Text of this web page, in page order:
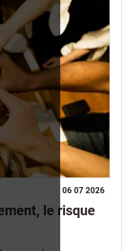
06 07 2026
le risque